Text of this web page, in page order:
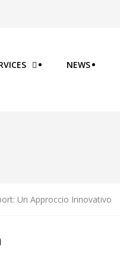
NEWS
Un Approccio Innovativo